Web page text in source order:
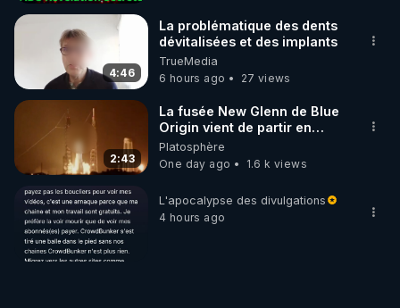
4:46
La problématique des dents
dévitalisées et des implants
TrueMedia
6 hours ago
27 views
2:43
La fusée New Glenn de Blue
Origin vient de partir en
fumée.
Platosphère
One day ago
1.6 k views
L'apocalypse des divulgations
4 hours ago